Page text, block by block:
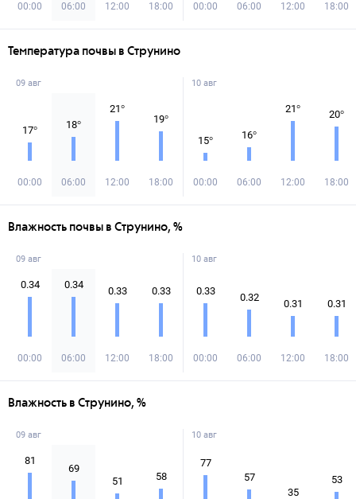
00:00 06:00 12:00 18:00 00:00 06:00 12:00 18:00
Температура почвы в Струнино
09 авг
17°
00:00
18°
06:00
21°
12:00
19°
18:00
10 авг
15°
00:00
16°
06:00
21°
12:00
20°
18:00
Влажность почвы в Струнино, %
09 авг
0.34
00:00
0.34
06:00
0.33
12:00
0.33
18:00
10 авг
0.33
00:00
0.32
06:00
0.31
12:00
0.31
18:00
Влажность в Струнино, %
09 авг
81
69
51 58
10 авг
77
57
35
53